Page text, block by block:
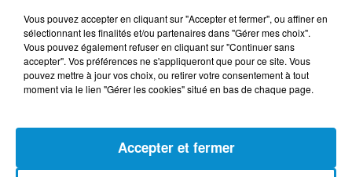
23 juillet 2026
Les Zinformés - 23/07/26
Vous pouvez accepter en cliquant sur "Accepter et fermer", ou affiner en
sélectionnant les finalités et/ou partenaires dans "Gérer mes choix".
Vous pouvez également refuser en cliquant sur "Continuer sans
accepter". Vos préférences ne s'appliqueront que pour ce site. Vous
pouvez mettre à jour vos choix, ou retirer votre consentement à tout
moment via le lien "Gérer les cookies" situé en bas de chaque page.
Accepter et fermer